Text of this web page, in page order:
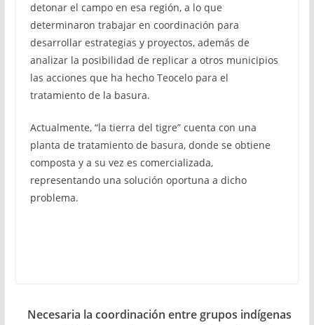
detonar el campo en esa región, a lo que
determinaron trabajar en coordinación para
desarrollar estrategias y proyectos, además de
analizar la posibilidad de replicar a otros municipios
las acciones que ha hecho Teocelo para el
tratamiento de la basura.
Actualmente, “la tierra del tigre” cuenta con una
planta de tratamiento de basura, donde se obtiene
composta y a su vez es comercializada,
representando una solución oportuna a dicho
problema.
Necesaria la coordinación entre grupos indígenas